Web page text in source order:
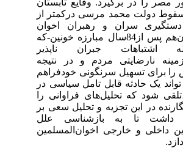
مصر را در برگیرد. وقایع تابستان
دولت محمد مرسی درکمتر از
سران و رهبران اخوان
المسلمین-آن‌هم پس از84سال مبارزه خونین-که
اشتباهات جبران ناپذیر
نارضایتی مردم و در نتیجه
برای تسهیل سرنگونی خود‌فراهم
یک حادثه قابل تامل سیاسی در
شود که تحلیل‌های فراوانی را
در این تجزیه و تحلیل سعی بر
داشت تا به بازشناسی علل
داخلی و خارجی اخوان‌المسلمین